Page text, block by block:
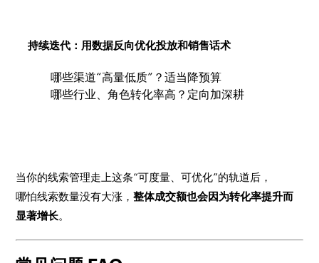
持续迭代：用数据反向优化投放和销售话术
哪些渠道“高量低质”？适当降预算
哪些行业、角色转化率高？定向加深耕
当你的线索管理走上这条“可度量、可优化”的轨道后，
哪怕线索数量没有大涨，整体成交额也会因为转化率提升而
显著增长。